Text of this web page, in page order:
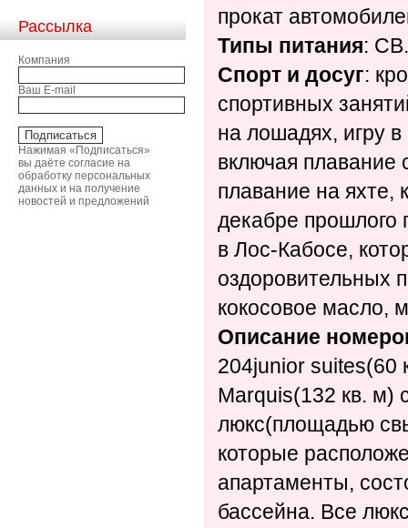
Рассылка
Компания
Ваш E-mail
Нажимая «Подписаться»
вы даёте согласие на
обработку персональных
данных и на получение
новостей и предложений
прокат
Типы питания: CB.
Спорт и досуг:
спортивных
на лошадях, игру
включая плавание
плавание на яхте,
декабре прошлого
в Лос-Кабосе,
оздоровительных
кокосовое масло,
Описание
204junior suites(60
Marquis(132 кв. м)
люкс(площадью
которые
апартаменты,
бассейна. Все